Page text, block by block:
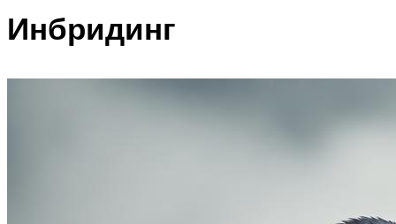
Инбридинг